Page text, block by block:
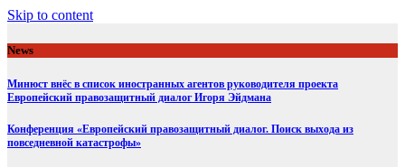
Skip to content
News
Минюст внёс в список иностранных агентов руководителя проекта
Европейский правозащитный диалог Игоря Эйдмана
Конференция «Европейский правозащитный диалог. Поиск выхода из
повседневной катастрофы»